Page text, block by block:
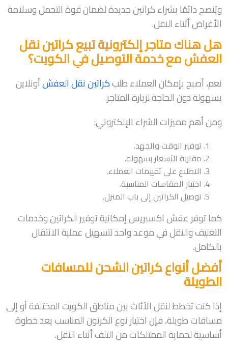
ويُنصح دائمًا بشراء كراتين جديدة لضمان قوة التحمل وسلامة
الأغراض أثناء النقل.
هل هناك متاجر إلكترونية تبيع كراتين نقل
العفش مع خدمة التوصيل في الكويت؟
نعم، أصبح بإمكان العملاء طلبكراتين نقل العفشأونلاين
بسهولة دون الحاجة لزيارة المتاجر.
ومن أهم مميزات الشراء الإلكتروني:
توفير الوقت والجهد.
مقارنة الأسعار بسهولة.
الاطلاع على تقييمات العملاء.
اختيار المقاسات المناسبة.
توصيل الكراتين إلى باب المنزل.
كما توفر عفش اكسبريس إمكانية توفير الكراتين وخدمات
التغليف والنقل في موعد واحد لتسهيل عملية الانتقال
بالكامل.
أفضل أنواع كراتين الشحن للمسافات
الطويلة
إذا كنت تخطط لنقل الأثاث بين مناطق الكويت المختلفة أو إلى
مسافات طويلة، فإن اختيار نوع الكرتون المناسب يعد خطوة
أساسية لحماية الممتلكات من التلف أثناء النقل.